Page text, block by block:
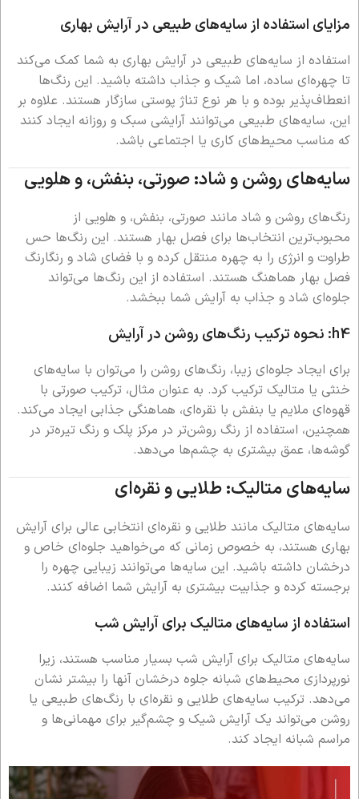
مزایای استفاده از سایه‌های طبیعی در آرایش بهاری
استفاده از سایه‌های طبیعی در آرایش بهاری به شما کمک می‌کند
تا چهره‌ای ساده، اما شیک و جذاب داشته باشید. این رنگ‌ها
انعطاف‌پذیر بوده و با هر نوع تناژ پوستی سازگار هستند. علاوه بر
این، سایه‌های طبیعی می‌توانند آرایشی سبک و روزانه ایجاد کنند
که مناسب محیط‌های کاری یا اجتماعی باشد.
سایه‌های روشن و شاد: صورتی، بنفش، و هلویی
رنگ‌های روشن و شاد مانند صورتی، بنفش، و هلویی از
محبوب‌ترین انتخاب‌ها برای فصل بهار هستند. این رنگ‌ها حس
طراوت و انرژی را به چهره منتقل کرده و با فضای شاد و رنگارنگ
فصل بهار هماهنگ هستند. استفاده از این رنگ‌ها می‌تواند
جلوه‌ای شاد و جذاب به آرایش شما ببخشد.
h4: نحوه ترکیب رنگ‌های روشن در آرایش
برای ایجاد جلوه‌ای زیبا، رنگ‌های روشن را می‌توان با سایه‌های
خنثی یا متالیک ترکیب کرد. به عنوان مثال، ترکیب صورتی با
قهوه‌ای ملایم یا بنفش با نقره‌ای، هماهنگی جذابی ایجاد می‌کند.
همچنین، استفاده از رنگ روشن‌تر در مرکز پلک و رنگ تیره‌تر در
گوشه‌ها، عمق بیشتری به چشم‌ها می‌دهد.
سایه‌های متالیک: طلایی و نقره‌ای
سایه‌های متالیک مانند طلایی و نقره‌ای انتخابی عالی برای آرایش
بهاری هستند، به خصوص زمانی که می‌خواهید جلوه‌ای خاص و
درخشان داشته باشید. این سایه‌ها می‌توانند زیبایی چهره را
برجسته کرده و جذابیت بیشتری به آرایش شما اضافه کنند.
استفاده از سایه‌های متالیک برای آرایش شب
سایه‌های متالیک برای آرایش شب بسیار مناسب هستند، زیرا
نورپردازی محیط‌های شبانه جلوه درخشان آنها را بیشتر نشان
می‌دهد. ترکیب سایه‌های طلایی و نقره‌ای با رنگ‌های طبیعی یا
روشن می‌تواند یک آرایش شیک و چشم‌گیر برای مهمانی‌ها و
مراسم شبانه ایجاد کند.